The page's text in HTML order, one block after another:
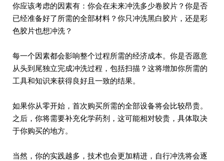
你应该考虑的因素有：你会在未来冲洗多少卷胶片？你是否
已经准备好了所需的全部材料？你只冲洗黑白胶片，还是彩
色胶片也想冲洗？
每一个因素都会影响整个过程所需的经济成本。你是否愿意
从头到尾独立完成冲洗过程，包括扫描？这将增加你所需的
工具和知识来获得良好且一致的结果。
如果你从零开始，首次购买所需的全部设备将会比较昂贵。
之后，你将需要补充化学药剂，这可能相对较贵，具体取决
于你购买的地方。
当然，你的实践越多，技术也会更加精进，自行冲洗将会逐